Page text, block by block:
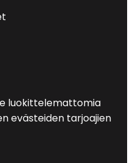
luokittelemattomia
evästeiden tarjoajien